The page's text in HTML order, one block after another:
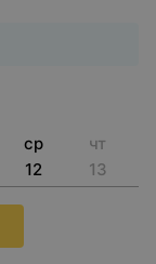
ср
12
чт
13